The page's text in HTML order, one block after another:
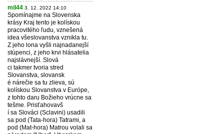
mil44 3. 12. 2022 14:10
Spomínajme na Slovenska
krásy Kraj tento je kolískou
pracovitého ľudu, vznešená
idea všeslovanstva vznikla tu.
Z jeho lona vyšli najnadanejší
stúpenci, z jeho krvi hlásatelia
najslávnejší. Slová
ci takmer tvoria stred
Slovanstva, slovansk
é nárečie sa tu zlieva, sú
kolískou Slovanstva v Európe,
z tohto daru Božieho vrúcne sa
tešme. Prisťahovavš
í sa Slováci (Sclavini) usadili
sa pod (Tata-hora) Tatrami, a
pod (Mat-hora) Matrou volali sa